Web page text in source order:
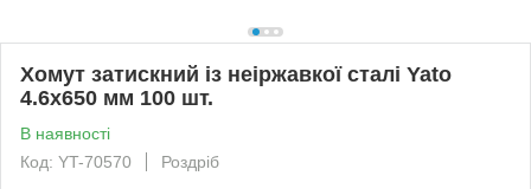
Хомут затискний із неіржавкої сталі Yato
4.6х650 мм 100 шт.
В наявності
Код: YT-70570
Роздріб